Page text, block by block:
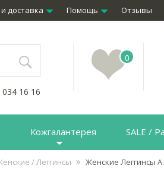
доставка Помощь Отзывы
16 16
0
Кожгалантерея SALE /
/ Леггинсы Женские Леггинсы